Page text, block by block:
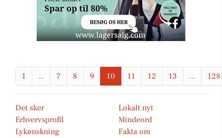
1 ... 7 8 9 10 11 12 13 ... 128
Det sker
Lokalt nyt
Erhvervsprofil
Mindeord
Lykønskning
Fakta om